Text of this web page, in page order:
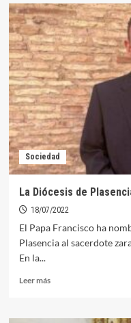
Eugenio
Albalate
vuelve
a
repetir
como
Vicario
de
la
Zona
Sur
de
la
Diócesis
Plasencia
Sociedad
La Diócesis de
18/07/2022
El Papa Francisco ha
Plasencia al sacerdote
En la...
Leer másLeer
La